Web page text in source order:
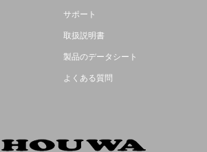
サポート
取扱説明書
製品のデータシート
よくある質問